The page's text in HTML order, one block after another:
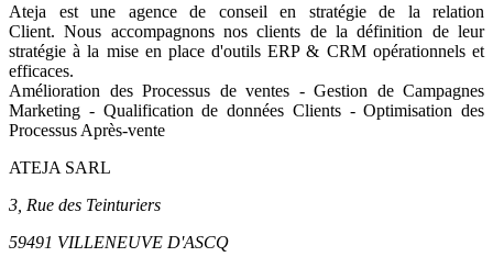
Ateja est une agence de conseil en stratégie de la relation
Client.Nous accompagnons nos clients de la définition de leur
stratégie à la mise en place d'outils ERP & CRM opérationnels et
efficaces.
Amélioration des Processus de ventes - Gestion de Campagnes
Marketing - Qualification de données Clients - Optimisation des
Processus Après-vente
ATEJA SARL
3, Rue des Teinturiers
59491 VILLENEUVE D'ASCQ